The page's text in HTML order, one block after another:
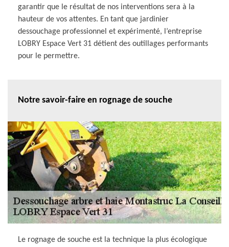
garantir que le résultat de nos interventions sera à la
hauteur de vos attentes. En tant que jardinier
dessouchage professionnel et expérimenté, l’entreprise
LOBRY Espace Vert 31 détient des outillages performants
pour le permettre.
Notre savoir-faire en rognage de souche
Le rognage de souche est la technique la plus écologique